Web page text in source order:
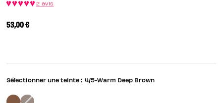
2 avis
53,00 €
Sélectionner une teinte : 4/5-Warm Deep Brown